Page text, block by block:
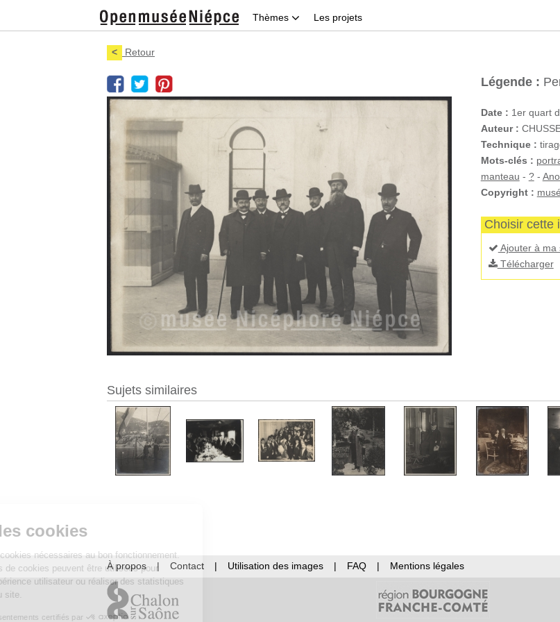
Thèmes Les projets
< Retour
Légende :
Date : 1er quart
Auteur :
Technique :
Mots-clés :
manteau - ?-
Copyright :
Choisir cette
Ajouter à ma
Télécharger
Sujets similaires
À propos | Contact | Utilisation des images | FAQ | Mentions légales
Gestion des cookies
Ce site utilise des cookies nécessaires au bon fonctionnement.
D’autres catégories de cookies peuvent être utilisées pour
améliorer votre expérience utilisateur ou réaliser des statistiques
de fréquentation du site.
Consentements certifiés par